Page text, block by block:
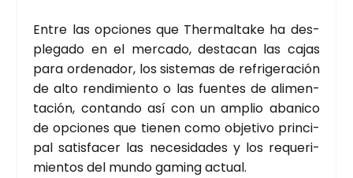
Entre las opcio­nes que Ther­mal­ta­ke ha des­
ple­ga­do en el mer­ca­do, des­ta­can las cajas
para orde­na­dor, los sis­te­mas de refri­ge­ra­ción
de alto ren­di­mien­to o las fuen­tes de ali­men­
ta­ción, con­tan­do así con un amplio aba­ni­co
de opcio­nes que tie­nen como obje­ti­vo prin­ci­
pal satis­fa­cer las nece­si­da­des y los reque­ri­
mien­tos del mun­do gaming actual.